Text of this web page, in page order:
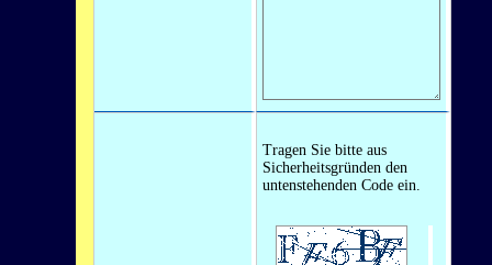
Tragen Sie bitte aus
Sicherheitsgründen den
untenstehenden Code ein.